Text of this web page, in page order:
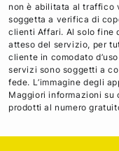
non è abilitata al traffico
soggetta a verifica di
clienti Affari. Al solo fine
atteso del servizio, per
cliente in comodato
servizi sono soggetti a
fede. L’immagine degli
Maggiori informazioni
prodotti al numero